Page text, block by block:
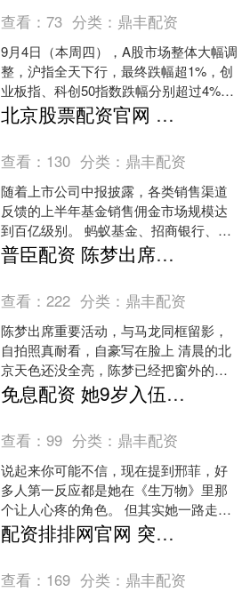
查看：73 分类： 鼎丰配资
9月4日（本周四），A股市场整体大幅调
整，沪指全天下行，最终跌幅超1%，创
业板指、科创50指数跌幅分别超过4%和
6%，两市合计成交2.58万亿元。 股票
ETF市....
北京股票配资官网 基金销售市场火爆，蚂蚁、招行、天天抢筹百亿佣金
查看： 130 分类： 鼎丰配资
随着上市公司中报披露，各类销售渠道
反馈的上半年基金销售佣金市场规模达
到百亿级别。 蚂蚁基金、招商银行、天
天基金三大基金代销巨头的2025年上半
年销售业绩均出现不....
普臣配资 陈梦出席重要活动，与马龙同框留影，自拍照真耐看，自豪写在脸上
查看：222 分类： 鼎丰配资
陈梦出席重要活动，与马龙同框留影，
自拍照真耐看，自豪写在脸上 清晨的北
京天色还没全亮，陈梦已经把窗外的云
霞收入镜头。她说“起得早果然景美”，一
句轻松的感叹，顺手....
免息配资 她9岁入伍15岁进央视 因不会英语得罪佟大为，今凭《生万物》逆袭
查看：99 分类： 鼎丰配资
说起来你可能不信，现在提到邢菲，好
多人第一反应都是她在《生万物》里那
个让人心疼的角色。 但其实她一路走
来，真的不容易——你知道最让人意外
的是什么吗？ 她居然9岁....
配资排排网官网 突发公告，即将关停！曾有超1亿用户
查看： 169 分类： 鼎丰配资